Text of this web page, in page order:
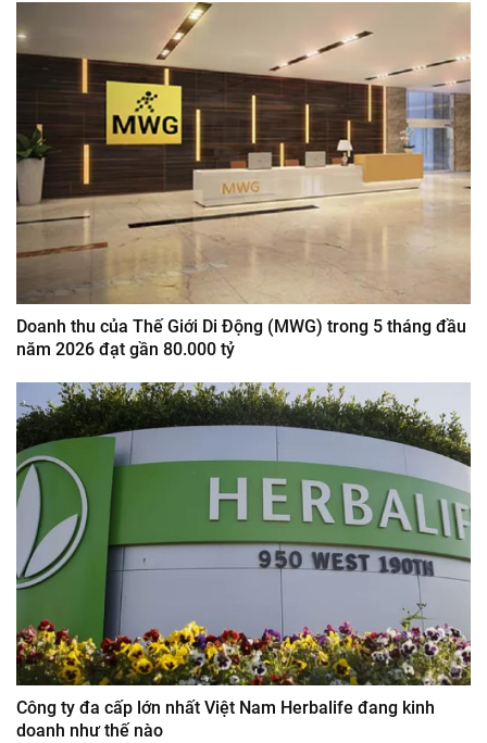
Doanh thu của Thế Giới Di Động (MWG) trong 5 tháng đầu
năm 2026 đạt gần 80.000 tỷ
Công ty đa cấp lớn nhất Việt Nam Herbalife đang kinh
doanh như thế nào